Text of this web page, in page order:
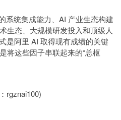
系统集成能力、AI 产业生态构建
生态、大规模研发投入和顶级人
是阿里 AI 取得现有成绩的关键
将这些因子串联起来的“总枢
rgznai100)